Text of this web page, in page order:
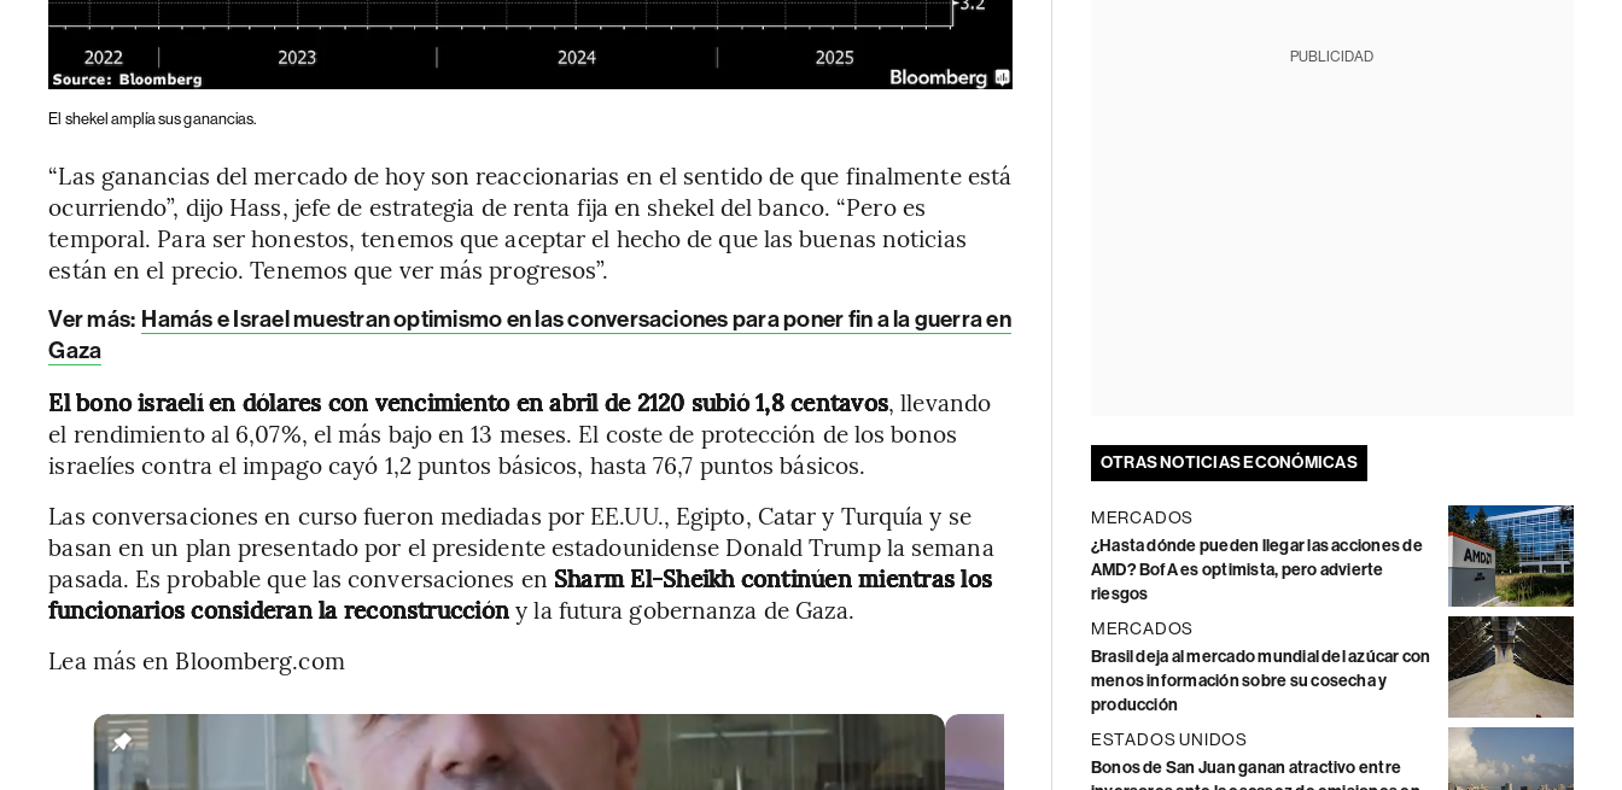
El shekel amplía sus ganancias.
“Las ganancias del mercado de hoy son reaccionarias en el sentido de que finalmente está
ocurriendo”, dijo Hass, jefe de estrategia de renta fija en shekel del banco. “Pero es
temporal. Para ser honestos, tenemos que aceptar el hecho de que las buenas noticias
están en el precio. Tenemos que ver más progresos”.
Ver más: Hamás e Israel muestran optimismo en las conversaciones para poner fin a la guerra en
Gaza
El bono israelí en dólares con vencimiento en abril de 2120 subió 1,8 centavos, llevando
el rendimiento al 6,07%, el más bajo en 13 meses. El coste de protección de los bonos
israelíes contra el impago cayó 1,2 puntos básicos, hasta 76,7 puntos básicos.
Las conversaciones en curso fueron mediadas por EE.UU., Egipto, Catar y Turquía y se
basan en un plan presentado por el presidente estadounidense Donald Trump la semana
pasada. Es probable que las conversaciones en Sharm El-Sheikh continúen mientras los
funcionarios consideran la reconstruccióny la futura gobernanza de Gaza.
Lea más en Bloomberg.com
PUBLICIDAD
OTRAS NOTICIAS ECONÓMICAS
MERCADOS
¿Hasta dónde pueden llegar las acciones de
AMD? BofA es optimista, pero advierte
riesgos
MERCADOS
Brasil deja al mercado mundial del azúcar con
menos información sobre su cosecha y
producción
ESTADOS UNIDOS
Bonos de San Juan ganan atractivo entre